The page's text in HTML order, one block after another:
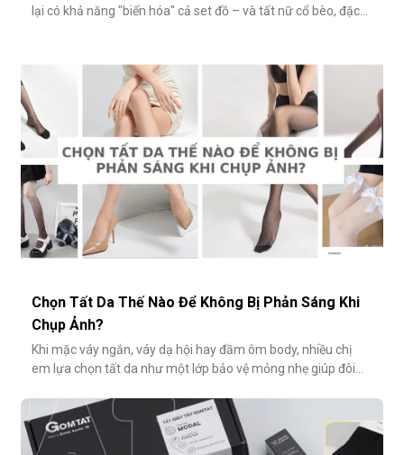
lại có khả năng "biến hóa" cả set đồ – và tất nữ cổ bèo, đặc
mác "sến súa" nếu không phối đúng cách. Vậy làm sao để
Chọn Tất Da Thế Nào Để Không Bị Phản Sáng Khi
Chụp Ảnh?
Khi mặc váy ngắn, váy dạ hội hay đầm ôm body, nhiều chị
em lựa chọn tất da như một lớp bảo vệ mỏng nhẹ giúp đôi
Tuy nhiên, không ít người gặp phải tình huống dở khóc dở
cười: đôi chân phản chiếu ánh sáng trắng loá trong ảnh, lộ rõ
lớp tất khiến